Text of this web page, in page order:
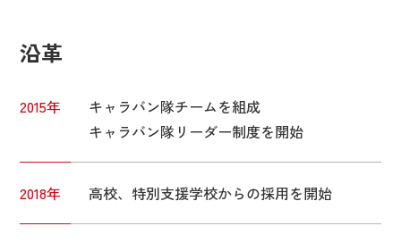
沿革
2015年
キャラバン隊チームを組成
キャラバン隊リーダー制度を開始
2018年 高校、特別支援学校からの採用を開始